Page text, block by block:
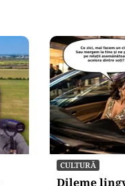
CULTURĂ
Dileme